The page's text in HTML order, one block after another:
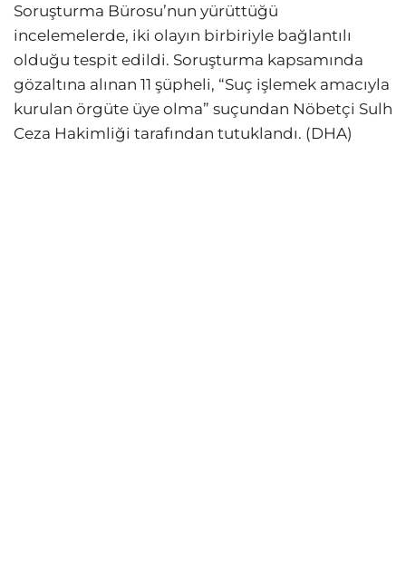
Soruşturma Bürosu’nun yürüttüğü
incelemelerde, iki olayın birbiriyle bağlantılı
olduğu tespit edildi. Soruşturma kapsamında
gözaltına alınan 11 şüpheli, “Suç işlemek amacıyla
kurulan örgüte üye olma” suçundan Nöbetçi Sulh
Ceza Hakimliği tarafından tutuklandı. (DHA)